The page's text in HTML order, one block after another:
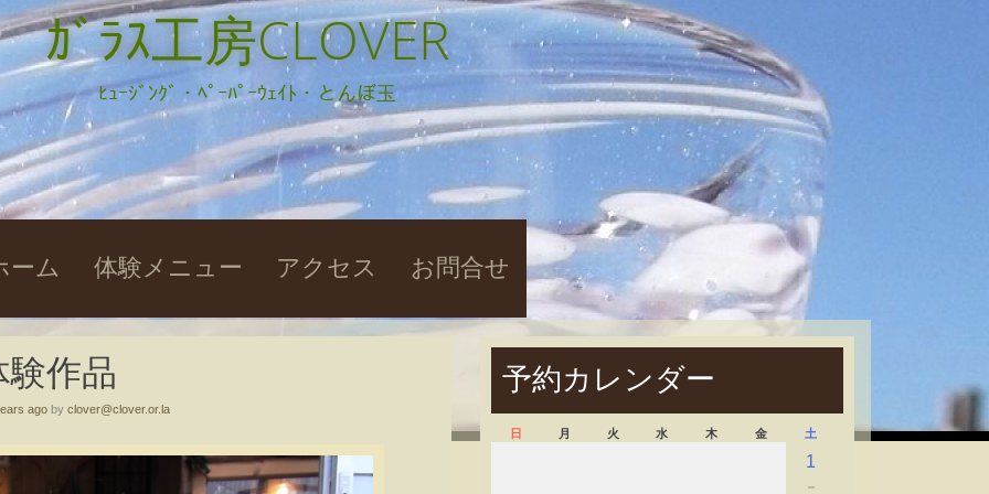
ｶﾞﾗｽ工房CLOVER
ﾋｭｰｼﾞﾝｸﾞ・ﾍﾟｰﾊﾟｰｳｪｲﾄ・とんぼ玉
ーム 体験メニュー アクセス お問合せ
験作品
agoby clover@clover.or.la
予約カレンダー
日 月 火 水 木 金 土
1
－